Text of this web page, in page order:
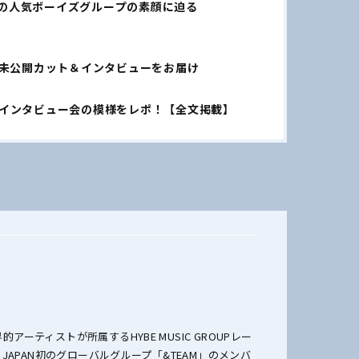
人気ボーイズグループの素顔に迫る
開カット＆インタビューをお届け
タビュー会の模様をレポ！【全文掲載】
アーティストが所属するHYBE MUSIC GROUPレー
初のグローバルグループ「&TEAM」のメンバ